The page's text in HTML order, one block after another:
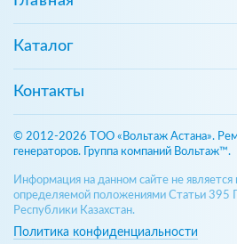
Каталог
Контакты
© 2012-2026 ТОО «Вольтаж Астана».
генераторов. Группа компаний Вольтаж™.
Информация на данном сайте не
определяемой положениями Статьи 395
Республики Казахстан.
Политика конфиденциальности